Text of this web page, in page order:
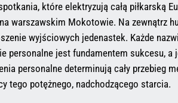
które elektryzują całą piłkarską
warszawskim Mokotowie. Na zewnątrz
wyjściowych jedenastek. Każde
personalne jest fundamentem sukcesu, a
personalne determinują cały przebieg
tego potężnego, nadchodzącego starcia.